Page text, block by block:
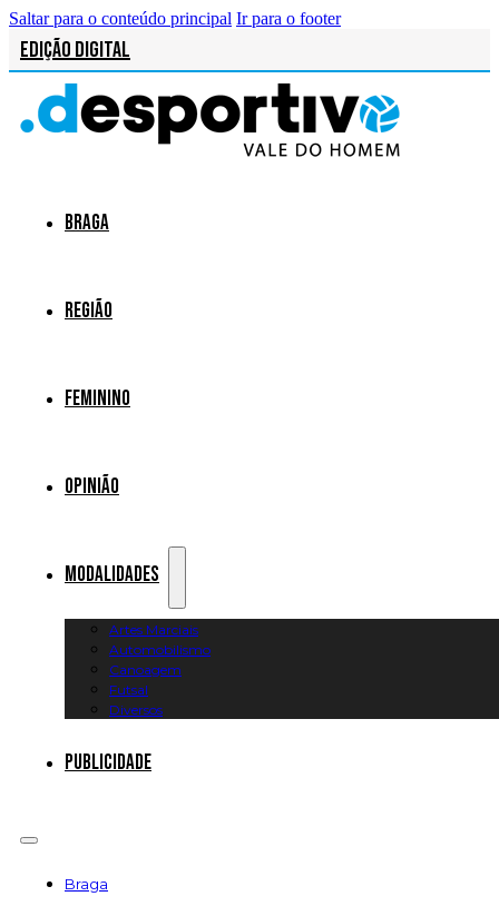
Saltar para o conteúdo principal Ir para o footer
Edição Digital
Braga
Região
Feminino
Opinião
Modalidades
Artes Marciais
Automobilismo
Canoagem
Futsal
Diversos
Publicidade
Braga